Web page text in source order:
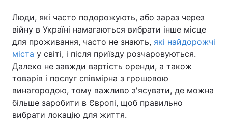
Люди, які часто подорожують, або зараз через
війну в Україні намагаються вибрати інше місце
для проживання, часто не знають, які найдорожчі
міста у світі, і після приїзду розчаровуються.
Далеко не завжди вартість оренди, а також
товарів і послуг співмірна з грошовою
винагородою, тому важливо з'ясувати, де можна
більше заробити в Європі, щоб правильно
вибрати локацію для життя.